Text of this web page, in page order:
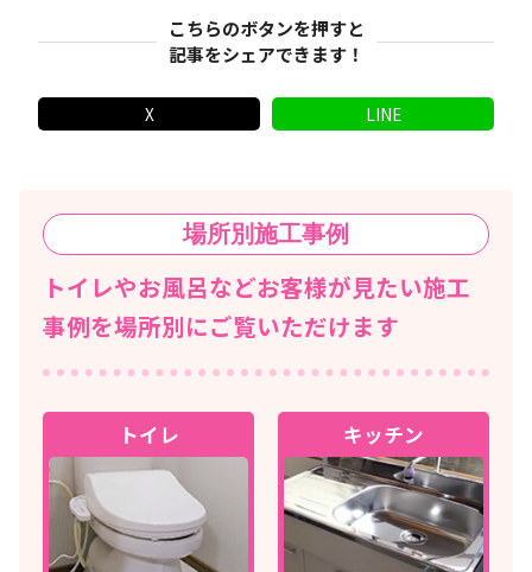
こちらのボタンを押すと
記事をシェアできます！
X LINE
場所別施工事例
トイレやお風呂などお客様が見たい施工
事例を場所別にご覧いただけます
トイレ キッチン